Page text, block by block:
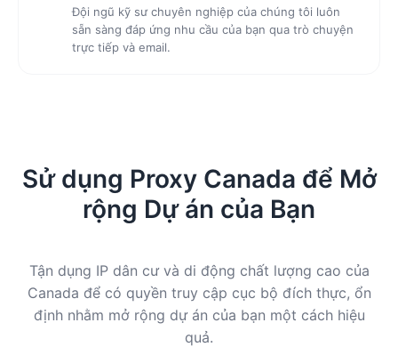
Đội ngũ kỹ sư chuyên nghiệp của chúng tôi luôn
sẵn sàng đáp ứng nhu cầu của bạn qua trò chuyện
trực tiếp và email.
Sử dụng Proxy Canada để Mở
rộng Dự án của Bạn
Tận dụng IP dân cư và di động chất lượng cao của
Canada để có quyền truy cập cục bộ đích thực, ổn
định nhằm mở rộng dự án của bạn một cách hiệu
quả.